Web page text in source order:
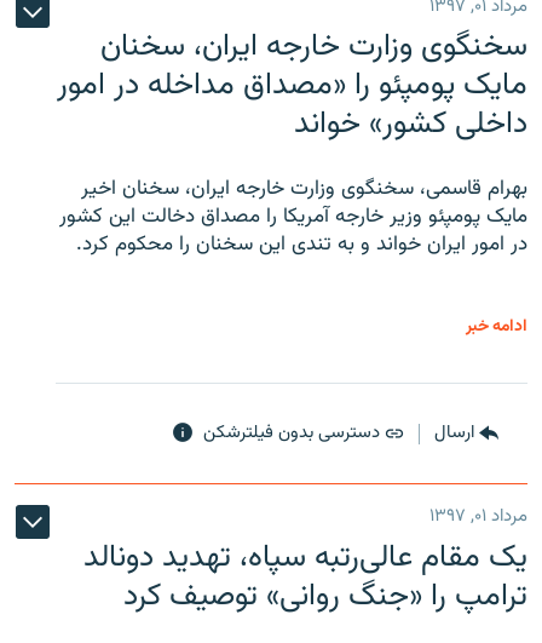
مرداد ۰۱, ۱۳۹۷
سخنگوی وزارت خارجه ایران، سخنان
مایک پومپئو را «مصداق مداخله در امور
داخلی کشور» خواند
بهرام قاسمی، سخنگوی وزارت خارجه ایران، سخنان اخیر
مایک پومپئو وزیر خارجه آمریکا را مصداق دخالت این کشور
در امور ایران خواند و به تندی این سخنان را محکوم کرد.
ادامه خبر
ارسال دسترسی بدون فیلترشکن
مرداد ۰۱, ۱۳۹۷
یک مقام عالی‌رتبه سپاه، تهدید دونالد
ترامپ را «جنگ روانی» توصیف کرد